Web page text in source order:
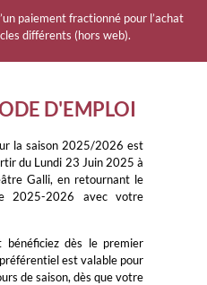
paiement fractionné pour l’achat
différents (hors web).
D'EMPLOI
la saison 2025/2026 est
du Lundi 23 Juin 2025 à
Galli, en retournant le
2025-2026 avec votre
dès le premier
est valable pour
de saison, dès que votre